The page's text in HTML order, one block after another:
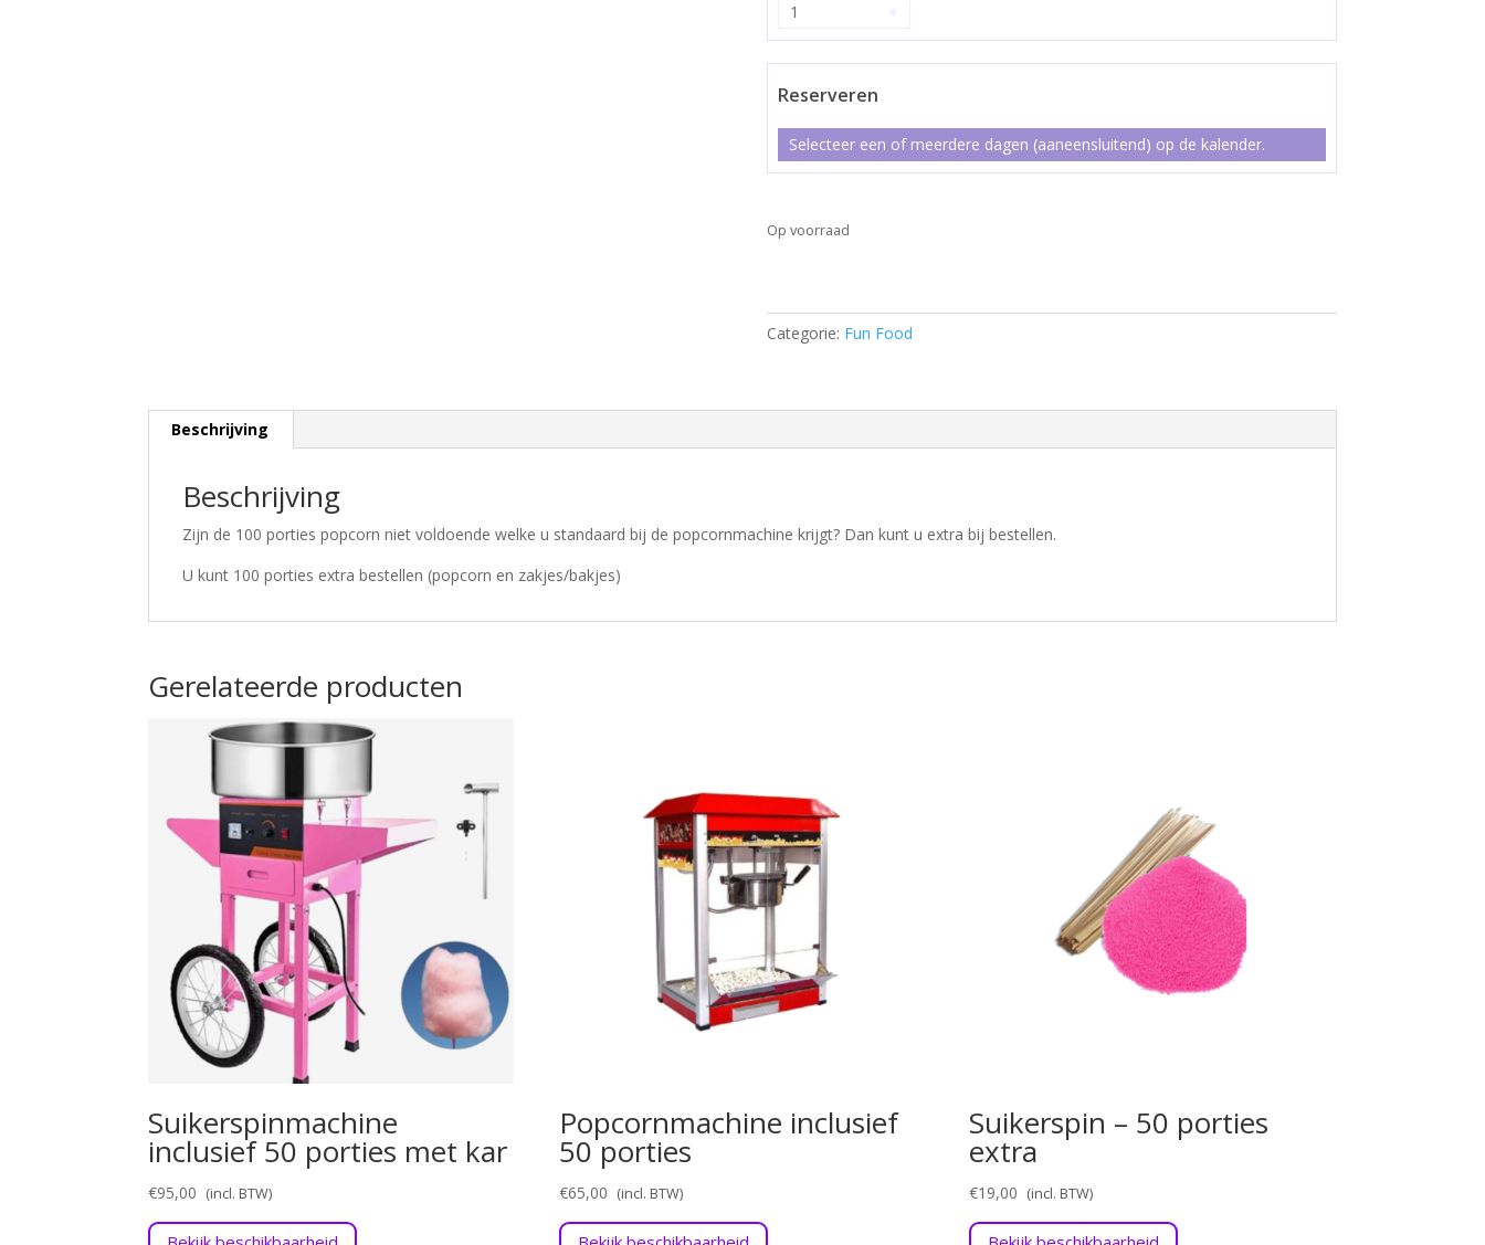
1
Reserveren
Selecteer een of meerdere dagen (aaneensluitend) op de kalender.
Op voorraad
50
aantal
Categorie: Fun Food
Beschrijving
Beschrijving
Zijn de 100 porties popcorn niet voldoende welke u standaard bij de popcornmachine krijgt? Dan kunt u extra bij bestellen.
U kunt 100 porties extra bestellen (popcorn en zakjes/bakjes)
Gerelateerde producten
Suikerspinmachine
inclusief 50 porties met kar
€95,00
Popcornmachine inclusief
50 porties
€65,00
Suikerspin – 50 porties
extra
€19,00